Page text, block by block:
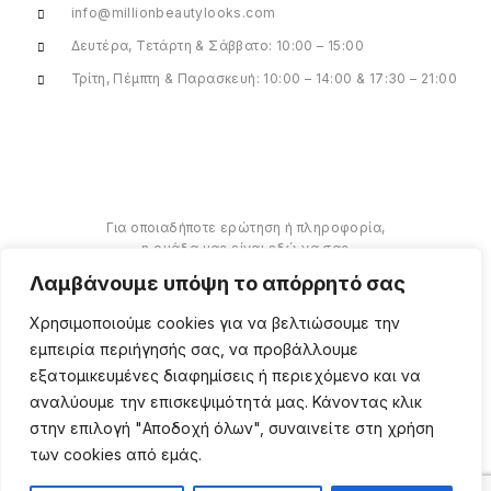
Λαμβάνουμε υπόψη το απόρρητό σας
Χρησιμοποιούμε cookies για να βελτιώσουμε την
εμπειρία περιήγησής σας, να προβάλλουμε
εξατομικευμένες διαφημίσεις ή περιεχόμενο και να
αναλύουμε την επισκεψιμότητά μας. Κάνοντας κλικ
στην επιλογή "Αποδοχή όλων", συναινείτε στη χρήση
των cookies από εμάς.
info@millionbeautylooks.com
Δευτέρα, Τετάρτη & Σάββατο: 10:00 – 15:00
Τρίτη, Πέμπτη & Παρασκευή: 10:00 – 14:00 & 17:30 – 21:00
Για οποιαδήποτε ερώτηση ή πληροφορία,
η ομάδα μας είναι εδώ να σας
βοηθήσουμε.
ΠΕΡΙΣΣΌΤΕΡΑ
Copyright ©2026Million